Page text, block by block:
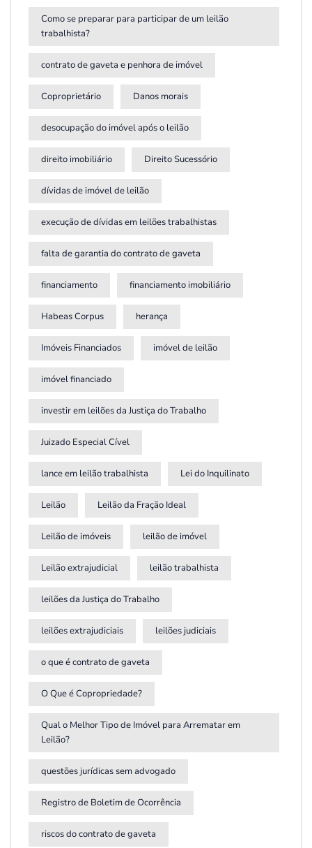
Como se preparar para participar de um leilão
trabalhista?
contrato de gaveta e penhora de imóvel
Coproprietário Danos morais
desocupação do imóvel após o leilão
direito imobiliário Direito Sucessório
dívidas de imóvel de leilão
execução de dívidas em leilões trabalhistas
falta de garantia do contrato de gaveta
financiamento financiamento imobiliário
Habeas Corpus herança
Imóveis Financiados imóvel de leilão
imóvel financiado
investir em leilões da Justiça do Trabalho
Juizado Especial Cível
lance em leilão trabalhista Lei do Inquilinato
Leilão Leilão da Fração Ideal
Leilão de imóveis leilão de imóvel
Leilão extrajudicial leilão trabalhista
leilões da Justiça do Trabalho
leilões extrajudiciais leilões judiciais
o que é contrato de gaveta
O Que é Copropriedade?
Qual o Melhor Tipo de Imóvel para Arrematar em
Leilão?
questões jurídicas sem advogado
Registro de Boletim de Ocorrência
riscos do contrato de gaveta